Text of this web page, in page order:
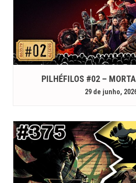
PILHÉFILOS #02 –
29 de junho,